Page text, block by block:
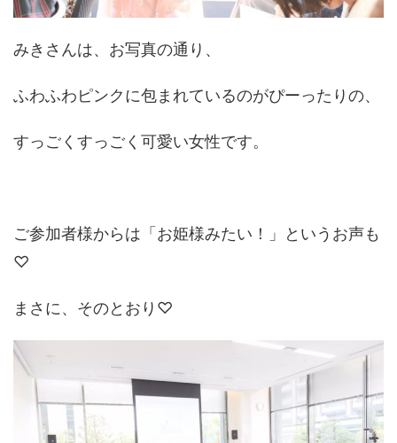
みきさんは、お写真の通り、
ふわふわピンクに包まれているのがぴーったりの、
すっごくすっごく可愛い女性です。
ご参加者様からは「お姫様みたい！」というお声も
♡
まさに、そのとおり♡